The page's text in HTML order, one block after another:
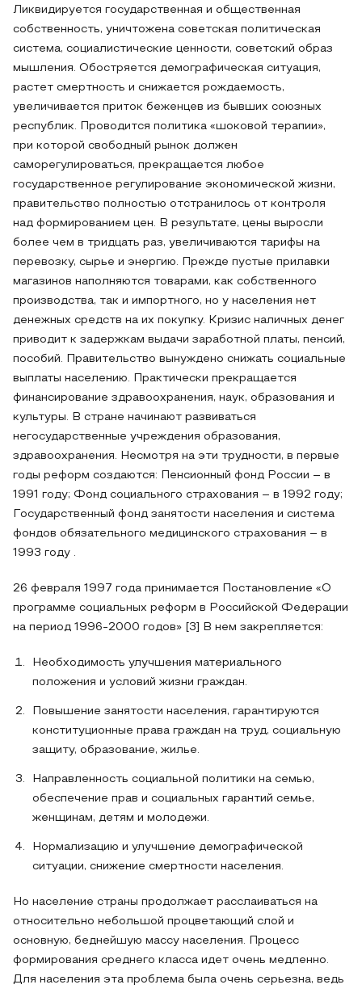
Ликвидируется государственная и общественная
собственность, уничтожена советская политическая
система, социалистические ценности, советский образ
мышления. Обостряется демографическая ситуация,
растет смертность и снижается рождаемость,
увеличивается приток беженцев из бывших союзных
республик. Проводится политика «шоковой терапии»,
при которой свободный рынок должен
саморегулироваться, прекращается любое
государственное регулирование экономической жизни,
правительство полностью отстранилось от контроля
над формированием цен. В результате, цены выросли
более чем в тридцать раз, увеличиваются тарифы на
перевозку, сырье и энергию. Прежде пустые прилавки
магазинов наполняются товарами, как собственного
производства, так и импортного, но у населения нет
денежных средств на их покупку. Кризис наличных денег
приводит к задержкам выдачи заработной платы, пенсий,
пособий. Правительство вынуждено снижать социальные
выплаты населению. Практически прекращается
финансирование здравоохранения, наук, образования и
культуры. В стране начинают развиваться
негосударственные учреждения образования,
здравоохранения. Несмотря на эти трудности, в первые
годы реформ создаются: Пенсионный фонд России – в
1991 году; Фонд социального страхования – в 1992 году;
Государственный фонд занятости населения и система
фондов обязательного медицинского страхования – в
1993 году .
26 февраля 1997 года принимается Постановление «О
программе социальных реформ в Российской Федерации
на период 1996-2000 годов» [3] В нем закрепляется:
Необходимость улучшения материального
положения и условий жизни граждан.
Повышение занятости населения, гарантируются
конституционные права граждан на труд, социальную
защиту, образование, жилье.
Направленность социальной политики на семью,
обеспечение прав и социальных гарантий семье,
женщинам, детям и молодежи.
Нормализацию и улучшение демографической
ситуации, снижение смертности населения.
Но население страны продолжает расслаиваться на
относительно небольшой процветающий слой и
основную, беднейшую массу населения. Процесс
формирования среднего класса идет очень медленно.
Для населения эта проблема была очень серьезна, ведь